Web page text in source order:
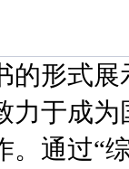
的形式
力于成
。通过“